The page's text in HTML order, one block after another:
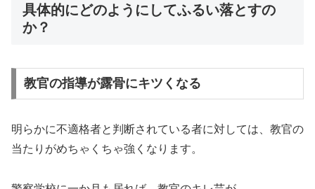
具体的にどのようにしてふるい落とすの
か？
教官の指導が露骨にキツくなる
明らかに不適格者と判断されている者に対しては、教官の
当たりがめちゃくちゃ強くなります。